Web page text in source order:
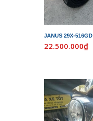
JANUS 29X-516GD
22.500.000₫